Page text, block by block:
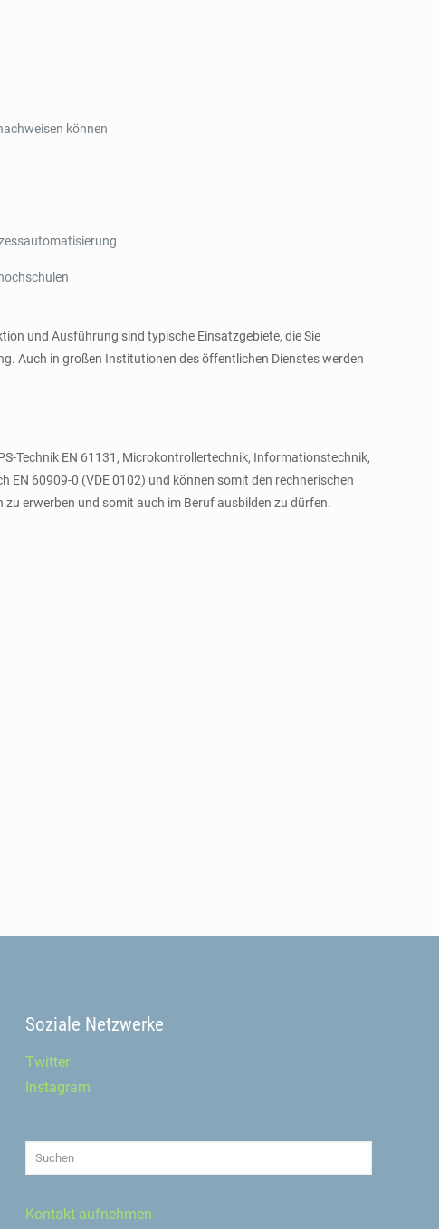
können
und Ausführung sind typische Einsatzgebiete, die Sie
Auch in großen Institutionen des öffentlichen Dienstes werden
Technik EN 61131, Microkontrollertechnik, Informationstechnik,
EN 60909-0 (VDE 0102) und können somit den rechnerischen
erwerben und somit auch im Beruf ausbilden zu dürfen.
Soziale Netzwerke
Twitter
Instagram
Kontakt aufnehmen